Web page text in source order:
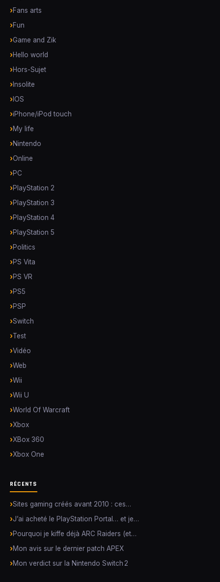
Fans arts
Fun
Game and Zik
Hello world
Hors-Sujet
Insolite
IOS
iPhone/iPod touch
My life
Nintendo
Online
PC
PlayStation 2
PlayStation 3
PlayStation 4
PlayStation 5
Politics
PS Vita
PS VR
PS5
PSP
Switch
Test
Vidéo
Web
Wii
Wii U
World Of Warcraft
Xbox
XBox 360
Xbox One
RÉCENTS
Sites gaming créés avant 2010 : ces…
J’ai acheté le PlayStation Portal… et je…
Pourquoi je kiffe déjà ARC Raiders (et…
Mon avis sur le dernier patch APEX
Mon verdict sur la Nintendo Switch 2